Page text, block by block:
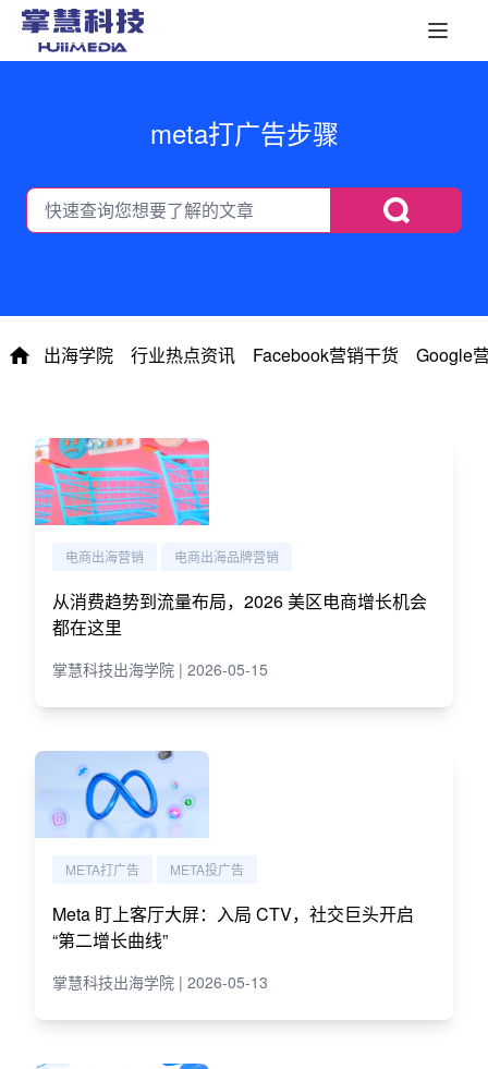
meta打广告步骤
出海学院 行业热点资讯 Facebook营销干货 Google
电商出海营销 电商出海品牌营销
从消费趋势到流量布局，2026 美区电商增长机会
都在这里
掌慧科技出海学院 | 2026-05-15
META打广告 META投广告
Meta 盯上客厅大屏：入局 CTV，社交巨头开启
“第二增长曲线”
掌慧科技出海学院 | 2026-05-13